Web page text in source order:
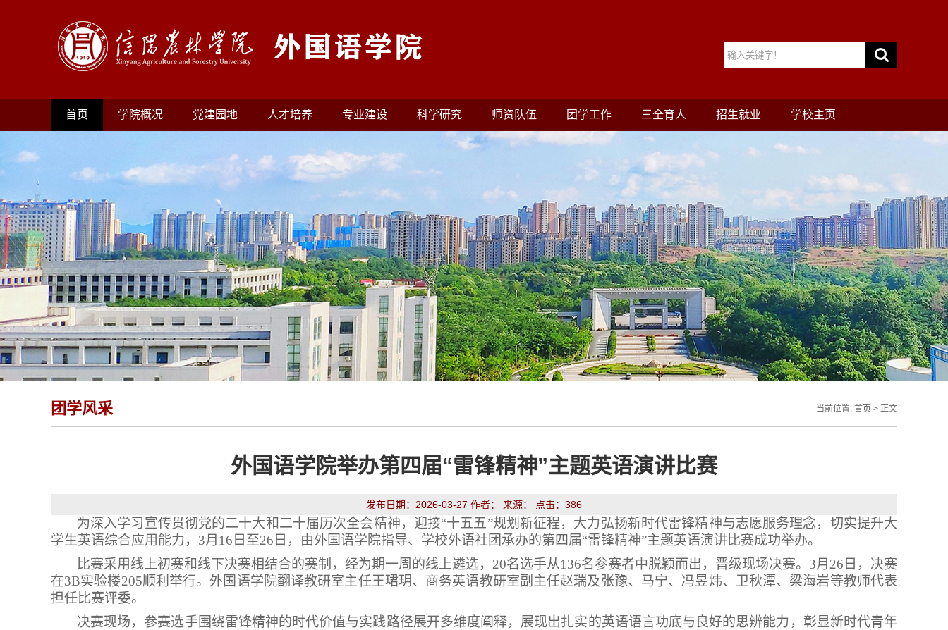
首页 学院概况 党建园地 人才培养 专业建设 科学研究 师资队伍 团学工作 三全育人 招生就业 学校主页
团学风采 当前位置: 首页 > 正文
外国语学院举办第四届“雷锋精神”主题英语演讲比赛
发布日期：2026-03-27 作者： 来源： 点击： 386
为深入学习宣传贯彻党的二十大和二十届历次全会精神，迎接“十五五”规划新征程，大力弘扬新时代雷锋精神与志愿服务理念，切实提升大
学生英语综合应用能力， 3月 16 日至26 日，由外国语学院指导、学校外语社团承办的第四届“雷锋精神”主题英语演讲比赛成功举办。
比赛采用线上初赛和线下决赛相结合的赛制，经为期一周的线上遴选， 20名选手从136名参赛者中脱颖而出，晋级现场决赛。 3月 26 日，决赛
在3B实验楼205顺利举行。外国语学院翻译教研室主任王珺玥、商务英语教研室副主任赵瑞及张豫、马宁、冯昱炜、卫秋潭、梁海岩等教师代表
担任比赛评委。
决赛现场，参赛选手围绕雷锋精神的时代价值与实践路径展开多维度阐释，展现出扎实的英语语言功底与良好的思辨能力，彰显新时代青年